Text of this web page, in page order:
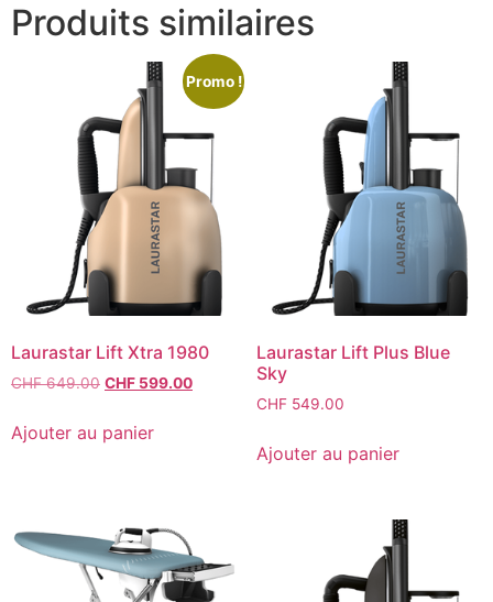
Produits similaires
Promo !
Laurastar Lift Xtra 1980
CHF649.00 CHF 599.00
Ajouter au panier
Laurastar Lift Plus Blue
Sky
CHF549.00
Ajouter au panier